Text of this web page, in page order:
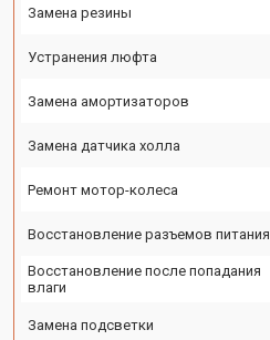
Замена резины
Устранения люфта
Замена амортизаторов
Замена датчика холла
Ремонт мотор-колеса
Восстановление разъемов питания
Восстановление после попадания
влаги
Замена подсветки